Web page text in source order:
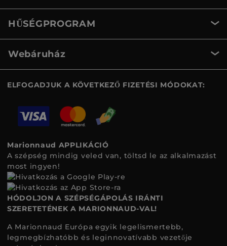
HŰSÉGPROGRAM
Webáruház
ELFOGADJUK A KÖVETKEZŐ FIZETÉSI MÓDOKAT:
Marionnaud APPLIKÁCIÓ
A szépség mindig veled van, töltsd le az alkalmazást
most ingyen!
HÓDOLJON A SZÉPSÉGÁPOLÁS IRÁNTI
SZERETETÉNEK A MARIONNAUD-VAL!
A Marionnaud Európa egyik legelismertebb,
legmegbízhatóbb és leginnovatívabb vezetője